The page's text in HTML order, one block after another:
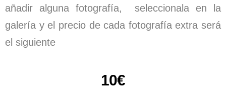
añadir alguna fotografía, seleccionala en la
galería y el precio de cada fotografía extra será
el siguiente
10€